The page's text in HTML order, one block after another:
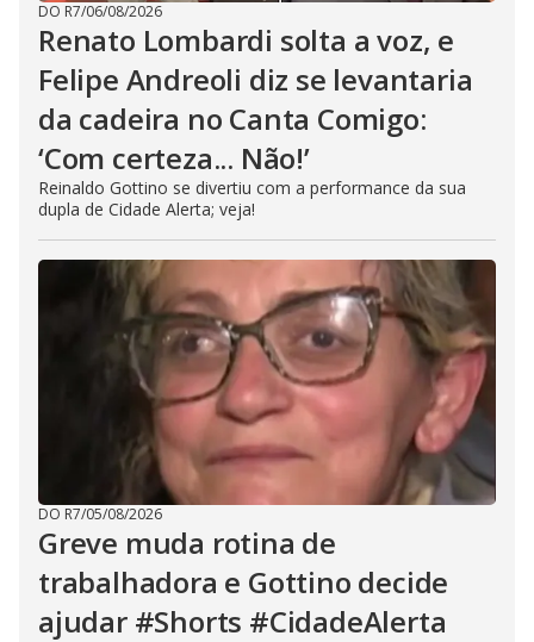
DO R7/06/08/2026
Renato Lombardi solta a voz, e
Felipe Andreoli diz se levantaria
da cadeira no Canta Comigo:
‘Com certeza... Não!’
Reinaldo Gottino se divertiu com a performance da sua
dupla de Cidade Alerta; veja!
DO R7/05/08/2026
Greve muda rotina de
trabalhadora e Gottino decide
ajudar #Shorts #CidadeAlerta